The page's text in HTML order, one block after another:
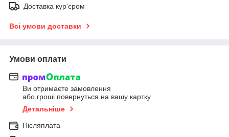
Доставка кур'єром
Всі умови доставки
Умови оплати
Ви отримаєте замовлення
або гроші повернуться на вашу картку
Детальніше
Післяплата